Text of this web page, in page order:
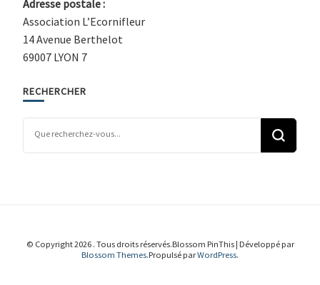
Adresse postale :
Association L’Ecornifleur
14 Avenue Berthelot
69007 LYON 7
RECHERCHER
© Copyright 2026 . Tous droits réservés.Blossom PinThis | Développé par
Blossom Themes.Propulsé parWordPress.